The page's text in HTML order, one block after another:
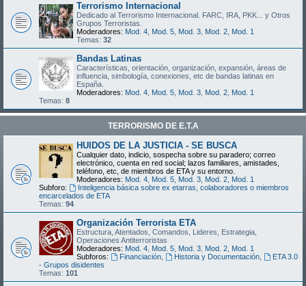
Terrorismo Internacional
Dedicado al Terrorismo Internacional. FARC, IRA, PKK... y Otros
Grupos Terroristas.
Moderadores: Mod. 4 Mod. 5 Mod. 3 Mod. 2 Mod. 1
Temas: 32
Bandas Latinas
Características, orientación, organización, expansión, áreas de
influencia, simbología, conexiones, etc de bandas latinas en
España.
Moderadores: Mod. 4 Mod. 5 Mod. 3 Mod. 2 Mod. 1
Temas: 8
TERRORISMO DE E.T.A
HUIDOS DE LA JUSTICIA - SE BUSCA
Cualquier dato, indicio, sospecha sobre su paradero; correo
electrónico, cuenta en red social; lazos familiares, amistades,
teléfono, etc, de miembros de ETA y su entorno.
Moderadores: Mod. 4 Mod. 5 Mod. 3 Mod. 2 Mod. 1
Subforo:
Inteligencia básica sobre ex etarras, colaboradores o miembros
encarcelados de ETA
Temas: 94
Organización Terrorista ETA
Estructura, Atentados, Comandos, Lideres, Estrategia,
Operaciones Antiterroristas
Moderadores: Mod. 4 Mod. 5 Mod. 3 Mod. 2 Mod. 1
Subforos:
Financiación, Historia y Documentación,
ETA 3.0
- Grupos disidentes
Temas: 101